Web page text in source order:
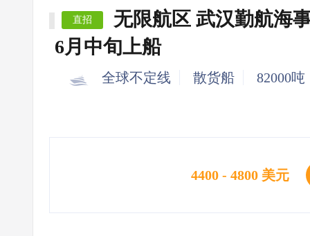
直招
无限航区 武汉勤航海
6月中旬上船
全球不定线 散货船 82000吨
4400 - 4800 美元